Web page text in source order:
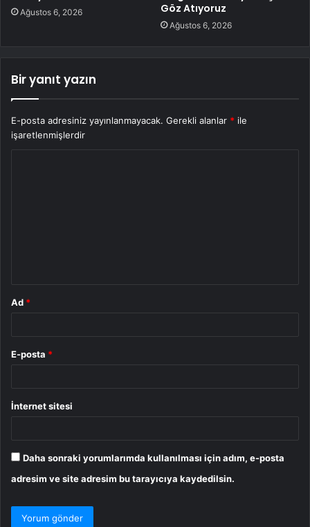
Ağustos 6, 2026
Göz Atıyoruz
Ağustos 6, 2026
Bir yanıt yazın
E-posta adresiniz yayınlanmayacak. Gerekli alanlar * ile
işaretlenmişlerdir
Ad *
E-posta *
İnternet sitesi
Daha sonraki yorumlarımda kullanılması için adım, e-posta
adresim ve site adresim bu tarayıcıya kaydedilsin.